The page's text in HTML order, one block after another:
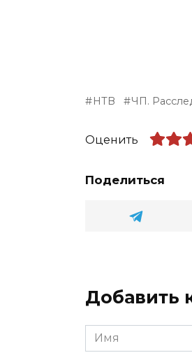
НТВ ЧП.
Оценить
Поделиться
Добавить
Имя